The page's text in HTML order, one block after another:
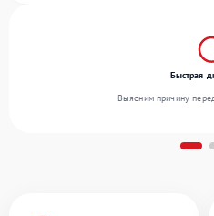
Быстрая
Выясним причину